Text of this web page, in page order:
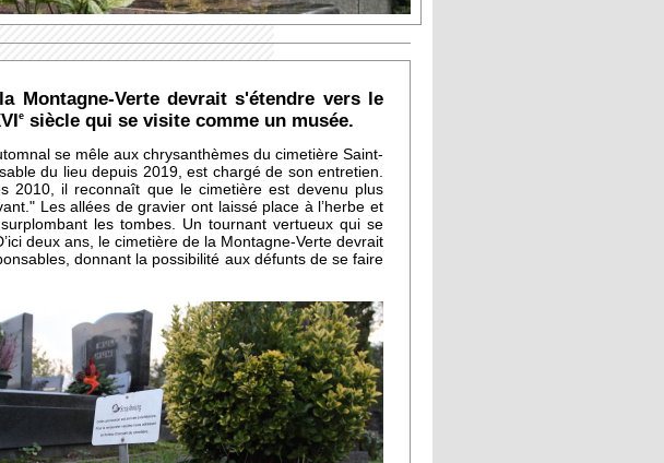
Montagne-Verte devrait s'étendre vers le
e siècle qui se visite comme un musée.
se mêle aux chrysanthèmes du cimetière Saint-
du lieu depuis 2019, est chargé de son entretien.
2010, il reconnaît que le cimetière est devenu plus
Les allées de gravier ont laissé place à l’herbe et
les tombes. Un tournant vertueux qui se
deux ans, le cimetière de la Montagne-Verte devrait
donnant la possibilité aux défunts de se faire